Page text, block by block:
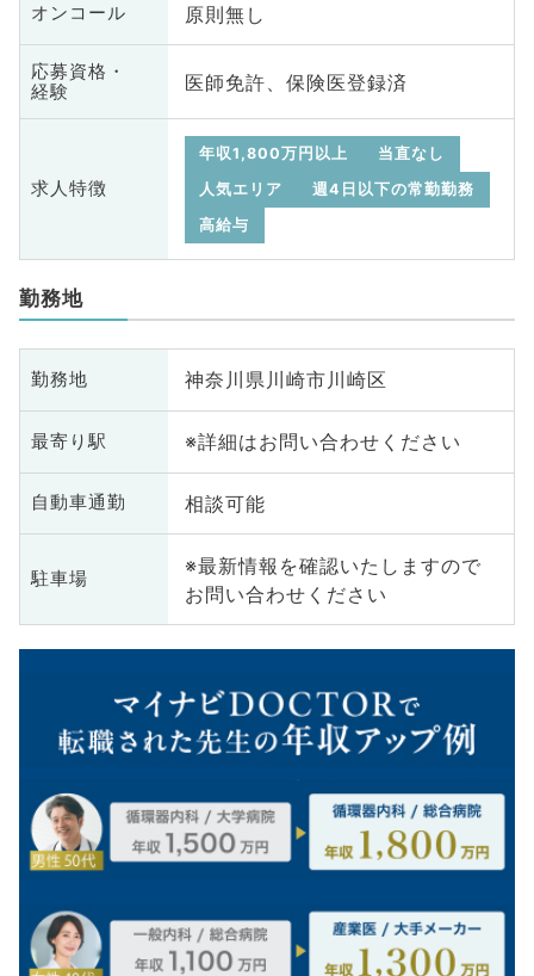
オンコール 原則無し
応募資格・
経験
医師免許、保険医登録済
求人特徴
年収1,800万円以上
当直なし
人気エリア
週4日以下の常勤勤務
高給与
勤務地
勤務地 神奈川県川崎市川崎区
最寄り駅 ※詳細はお問い合わせください
自動車通勤 相談可能
駐車場
※最新情報を確認いたしますので
お問い合わせください